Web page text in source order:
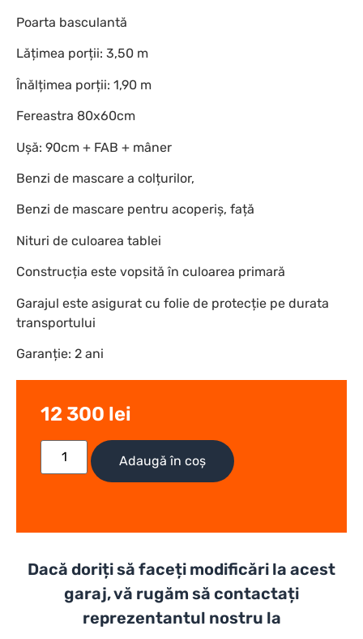
Poarta basculantă
Lățimea porții: 3,50 m
Înălțimea porții: 1,90 m
Fereastra 80x60cm
Ușă: 90cm + FAB + mâner
Benzi de mascare a colțurilor,
Benzi de mascare pentru acoperiș, față
Nituri de culoarea tablei
Construcția este vopsită în culoarea primară
Garajul este asigurat cu folie de protecție pe durata
transportului
Garanție: 2 ani
12 300 lei
Adaugă în coș
Dacă doriți să faceți modificări la acest
garaj, vă rugăm să contactați
reprezentantul nostru la